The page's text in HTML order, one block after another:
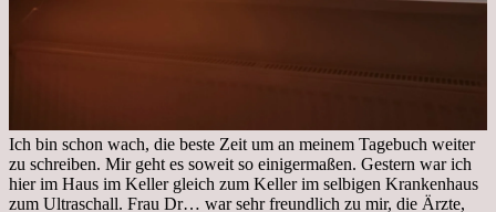
Ich bin schon wach, die beste Zeit um an meinem Tagebuch weiter
zu schreiben. Mir geht es soweit so einigermaßen. Gestern war ich
hier im Haus im Keller gleich zum Keller im selbigen Krankenhaus
zum Ultraschall. Frau Dr… war sehr freundlich zu mir, die Ärzte,